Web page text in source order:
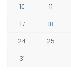
10
11
17
18
24
25
31